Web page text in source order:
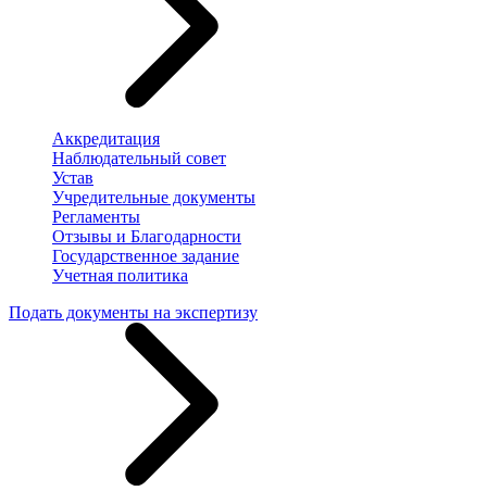
Аккредитация
Наблюдательный совет
Устав
Учредительные документы
Регламенты
Отзывы и Благодарности
Государственное задание
Учетная политика
Подать документы на экспертизу